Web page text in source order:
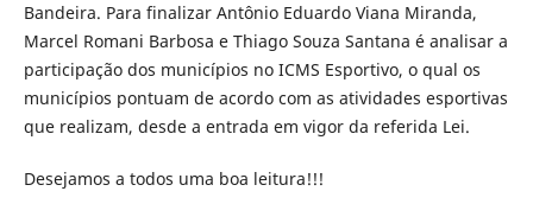
Bandeira. Para finalizar Antônio Eduardo Viana Miranda,
Marcel Romani Barbosa e Thiago Souza Santana é analisar a
participação dos municípios no ICMS Esportivo, o qual os
municípios pontuam de acordo com as atividades esportivas
que realizam, desde a entrada em vigor da referida Lei.
Desejamos a todos uma boa leitura!!!